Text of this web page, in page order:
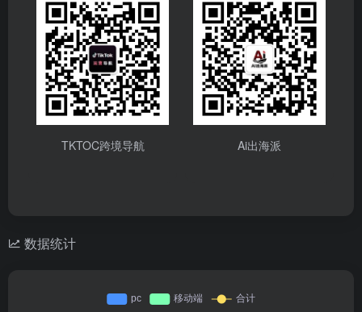
TKTOC跨境导航 Ai出海派
数据统计